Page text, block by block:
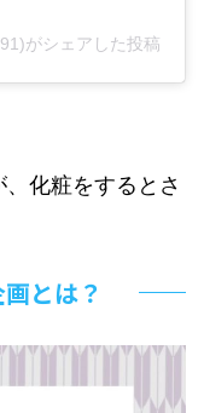
がシェアした投稿
化粧をするとさ
とは？